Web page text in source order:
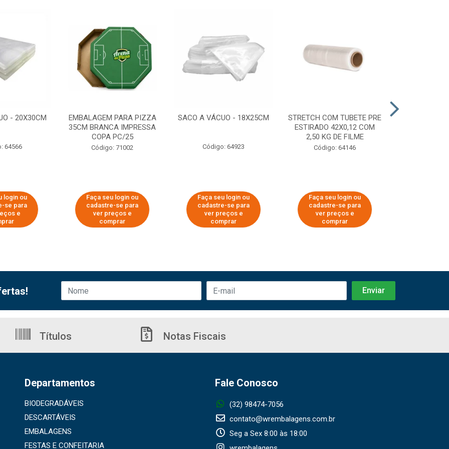
- 20X30CM
64566
login ou
se para
e
EMBALAGEM PARA PIZZA
35CM BRANCA IMPRESSA
COPA PC/25
Código: 71002
Faça seu login ou
cadastre-se para
ver preços e
comprar
SACO A VÁCUO - 18X25CM
Código: 64923
Faça seu login ou
cadastre-se para
ver preços e
comprar
STRETCH COM TUBETE PRE
ESTIRADO 42X0,12 COM
2,50 KG DE FILME
Código: 64146
Faça seu login ou
cadastre-se para
ver preços e
comprar
Títulos Notas Fiscais
Departamentos
BIODEGRADÁVEIS
DESCARTÁVEIS
EMBALAGENS
FESTAS E CONFEITARIA
Fale Conosco
(32) 98474-7056
contato@wrembalagens.com.br
Seg a Sex 8:00 às 18:00